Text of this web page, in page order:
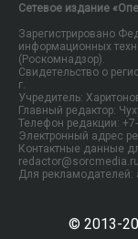
Сетевое издание
Зарегистрировано
информационных
(Роскомнадзор).
Свидетельство о
г.
Учредитель:
Главный редактор:
Телефон редакции:
Электронный адрес
Контактные данные
redactor@sorcmedia.ru
Для рекламодателей:
© 2013-